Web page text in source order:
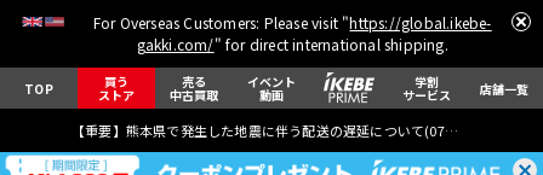
For Overseas Customers: Please visit "https://global.ikebe-
gakki.com/" for direct international shipping.
TOP 買う
ストア
売る
中古買取
イベント
動画
学割
サービス 店舗一覧
【重要】熊本県で発生した地震に伴う配送の遅延について(07月29日